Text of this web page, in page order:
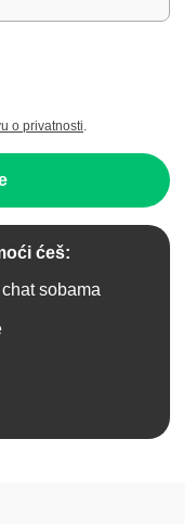
o privatnosti.
ćeš:
sobama